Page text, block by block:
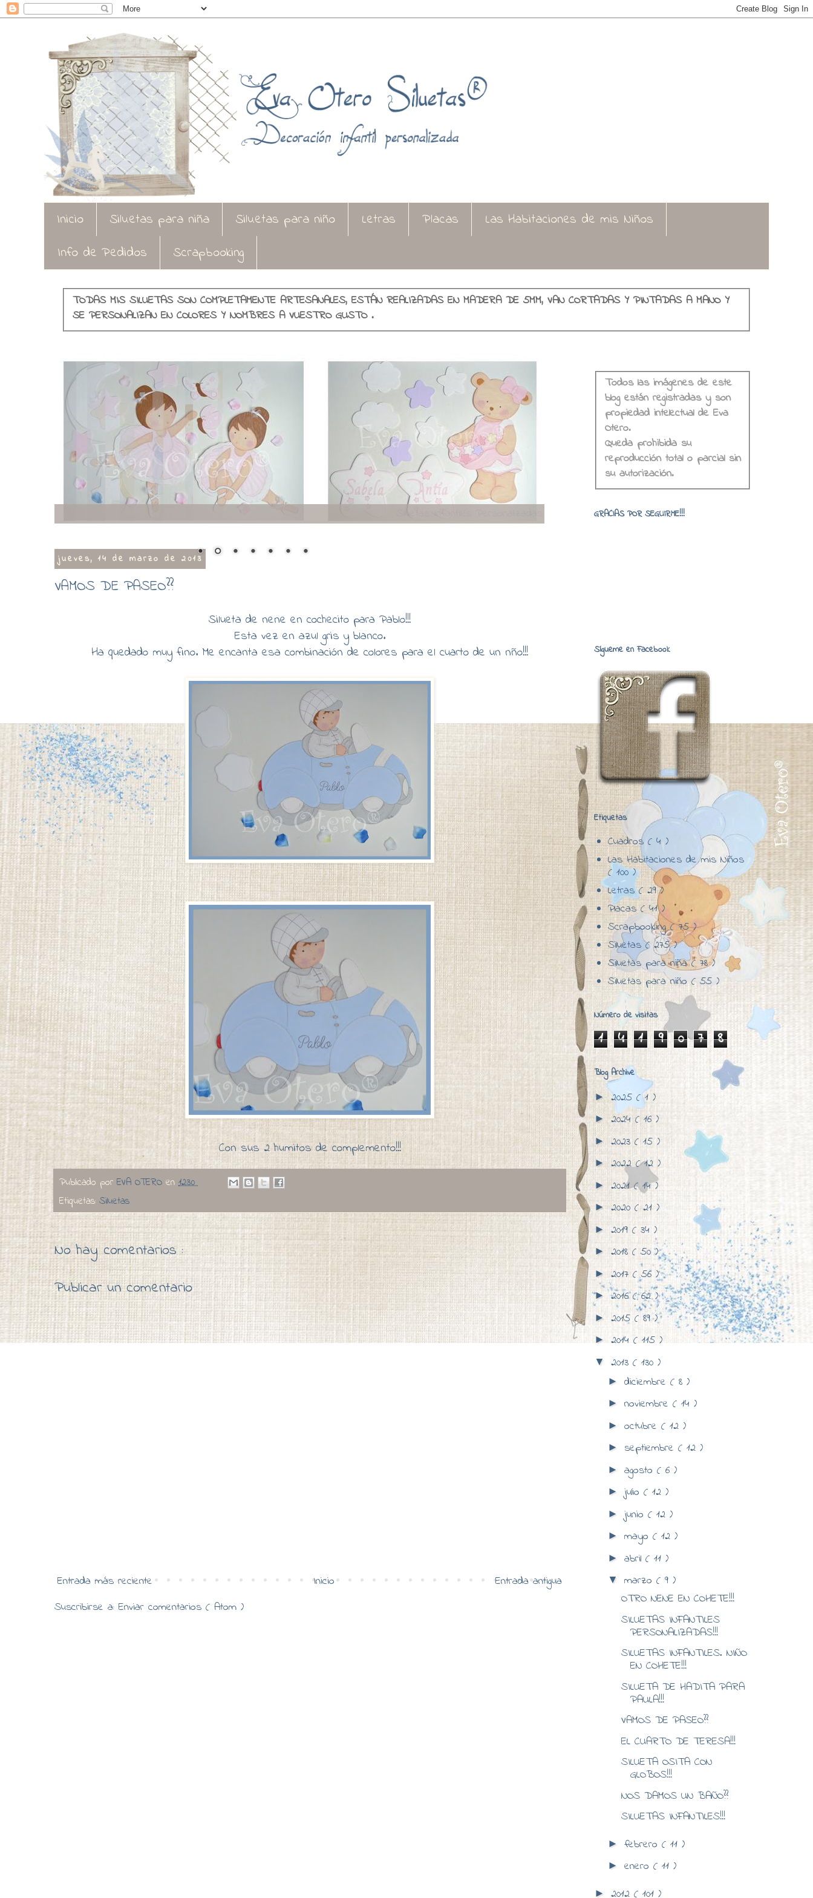
Inicio Siluetas para niña Siluetas para niño Letras Placas
Las Habitaciones de mis Niños
Info de Pedidos
Scrapbooking
TODAS MIS SILUETAS SON COMPLETAMENTE ARTESANALES, ESTÁN REALIZADAS EN MADERA DE 5MM, VAN CORTADAS Y PINTADAS A MANO Y
SE PERSONALIZAN EN COLORES Y NOMBRES A VUESTRO GUSTO .
jueves, 14 de marzo de 2013
VAMOS DE PASEO??
Silueta de nene en cochecito para Pablo!!!
Esta vez en azul gris y blanco.
Ha quedado muy fino. Me encanta esa combinación de colores para el cuarto de un nño!!!
Con sus 2 humitos de complemento!!!
Publicado por EVA OTERO en 12:30
Etiquetas: Siluetas
No hay comentarios :
Publicar un comentario
Entrada más reciente Entrada antigua
Inicio
Suscribirse a: Enviar comentarios ( Atom )
Todos las imágenes de este
blog están registradas y son
propiedad intelectual de Eva
Otero.
Queda prohibida su
reproducción total o parcial sin
su autorización.
GRACIAS POR SEGUIRME!!!
Sígueme en Facebook
Etiquetas
Cuadros ( 4 )
Las Habitaciones de mis Niños
( 100 )
Letras( 29 )
Placas( 41 )
Scrapbooking( 75 )
Siluetas( 275 )
Siluetas para niña( 78 )
Siluetas para niño( 55 )
Número de visitas
1 4 1 9 0 7 8
Blog Archive
►2025 ( 1 )
► 2024 ( 16 )
►2023 ( 15 )
► 2022( 12 )
► 2021( 14 )
► 2020 ( 21 )
► 2019 ( 34 )
► 2018 ( 50 )
► 2017 ( 56 )
►2016( 62 )
► 2015 ( 89 )
► 2014 ( 115 )
▼ 2013 ( 130 )
► diciembre ( 8 )
► noviembre ( 14 )
► octubre ( 12 )
► septiembre ( 12 )
► agosto ( 6 )
► julio ( 12 )
► junio ( 12 )
► mayo ( 12 )
► abril ( 11 )
▼ marzo ( 9 )
OTRO NENE EN COHETE!!!
SILUETAS INFANTILES
PERSONALIZADAS!!!
SILUETAS INFANTILES. NIÑO
EN COHETE!!!
SILUETA DE HADITA PARA
PAULA!!!
VAMOS DE PASEO??
EL CUARTO DE TERESA!!!
SILUETA OSITA CON
GLOBOS!!!
NOS DAMOS UN BAÑO??
SILUETAS INFANTILES!!!
► febrero ( 11 )
► enero ( 11 )
► 2012 ( 101 )